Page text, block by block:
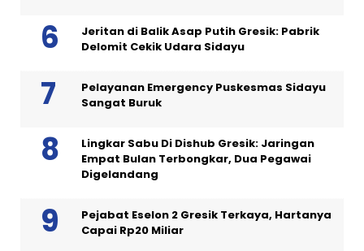
Jeritan di Balik Asap Putih Gresik: Pabrik
Delomit Cekik Udara Sidayu
Pelayanan Emergency Puskesmas Sidayu
Sangat Buruk
Lingkar Sabu Di Dishub Gresik: Jaringan
Empat Bulan Terbongkar, Dua Pegawai
Digelandang
Pejabat Eselon 2 Gresik Terkaya, Hartanya
Capai Rp20 Miliar